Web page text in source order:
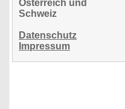
Österreich und
Schweiz
Datenschutz
Impressum